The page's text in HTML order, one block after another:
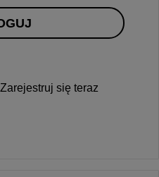
Zarejestruj się teraz